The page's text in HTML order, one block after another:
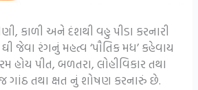
કાળી અને દંશથી વહુ પીડા કરનારી
રંગનું મહત્વ ‘પૌતિક મધ’ કહેવાય
હોય પીત, બળતરા, લોહીવિકાર તથા
ગાંઠ તથા ક્ષત નું શોષણ કરનારું છે.